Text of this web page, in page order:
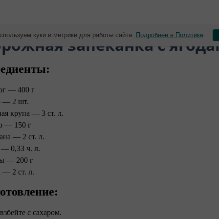
запеканка с
— 400 г
— 2 шт.
крупа — 3 ст. л.
— 150 г
— 2 ст. л.
0,33 ч. л.
— 200 г
— 2 ст. л.
с сахаром.
куки и метрики для работы сайта. Подробнее в Политике.